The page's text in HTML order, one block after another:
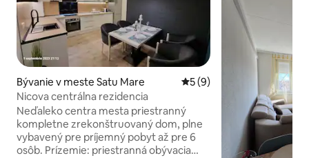
Bývanie v meste Satu Mare Priemerné ohodnotenie 5
5 (9)
Nicova centrálna rezidencia
Neďaleko centra mesta priestranný
kompletne zrekonštruovaný dom, plne
vybavený pre príjemný pobyt až pre 6
osôb. Prízemie: priestranná obývacia